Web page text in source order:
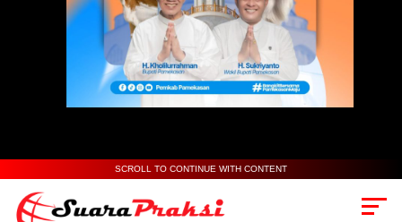
SCROLL TO CONTINUE WITH CONTENT